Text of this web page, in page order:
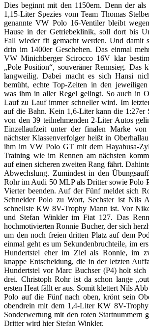
Dies beginnt mit den 1150ern. Denn der als
1,15-Liter Spezies vom Team Thomas
genannte VW Polo 16-Ventiler bleibt
Hause in der Getriebeklinik, soll dort bis
Fall wieder fit gemacht werden. Und damit
drin im 1400er Geschehen. Das einmal
VW Minichberger Scirocco 16V klar
„Pole Position“, souveräner Rennsieg. Das
langweilig. Dabei macht es sich Hansi
bemüht, echte Top-Zeiten in den
was ihm in aller Regel gelingt. So auch in
Lauf zu Lauf immer schneller wird. Im
auf die Bahn. Kein 1,6-Liter kann die 1:27er
von den 39 teilnehmenden 2-Liter Autos
Einzellaufzeit unter der finalen Marke von
nächster Klassenverfolger heißt in
ihm im VW Polo GT mit dem Hayabusa-
Training wie im Rennen am nächsten
auf einen sicheren zweiten Rang fährt.
Abwechslung. Zumindest in den
Rohr im Audi 50 MLP als Dritter sowie Polo
Vierter beenden. Auf der Fünf meldet sich
Schneider Polo zu Wort, Sechster ist Nils
schnellste KW 8V-Trophy Mann ist. Vor
und Stefan Winkler im Fiat 127. Das
hochmotivierten Ronnie Bucher, der sich
um den noch freien dritten Platz auf dem
einmal geht es um Sekundenbruchteile, im
Hundertstel eher im Ziel als Ronnie, im
knappe Entscheidung, die in der letzten
Hundertstel vor Marc Buchser (P4) holt
drei. Christoph Rohr ist da schon lange
ersten Heat fällt er aus. Somit klettert Nils
Polo auf die Fünf nach oben, krönt sein
obendrein mit dem 1,4-Liter KW 8V-
Sonderwertung mit den roten Startnummern
Dritter wird hier Stefan Winkler.